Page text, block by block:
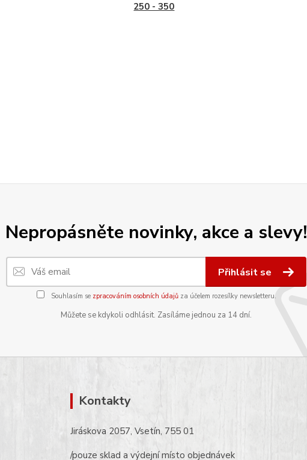
250 - 350
Nepropásněte novinky, akce a slevy!
Přihlásit se
Souhlasím se zpracováním osobních údajůza účelem rozesílky newsletteru.
Můžete se kdykoli odhlásit. Zasíláme jednou za 14 dní.
Kontakty
Jiráskova 2057, Vsetín, 755 01
/pouze sklad a výdejní místo objednávek